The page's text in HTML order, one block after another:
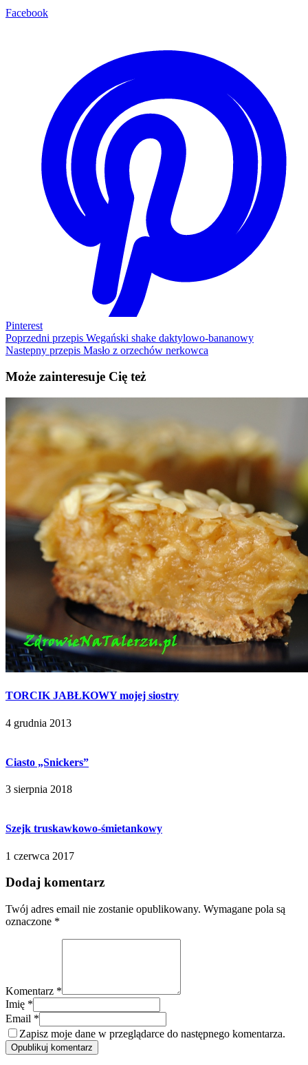
Facebook
Pinterest
Poprzedni przepis Wegański shake daktylowo-bananowy
Nastepny przepis Masło z orzechów nerkowca
Może zainteresuje Cię też
TORCIK JABŁKOWY mojej siostry
4 grudnia 2013
Ciasto „Snickers”
3 sierpnia 2018
Szejk truskawkowo-śmietankowy
1 czerwca 2017
Dodaj komentarz
Twój adres email nie zostanie opublikowany. Wymagane pola są
oznaczone *
Komentarz *
Imię *
Email *
Zapisz moje dane w przeglądarce do następnego komentarza.
Opublikuj komentarz